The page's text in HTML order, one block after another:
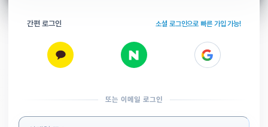
간편 로그인 소셜 로그인으로 빠른 가입 가능!
또는 이메일 로그인
로그인 정보 입력